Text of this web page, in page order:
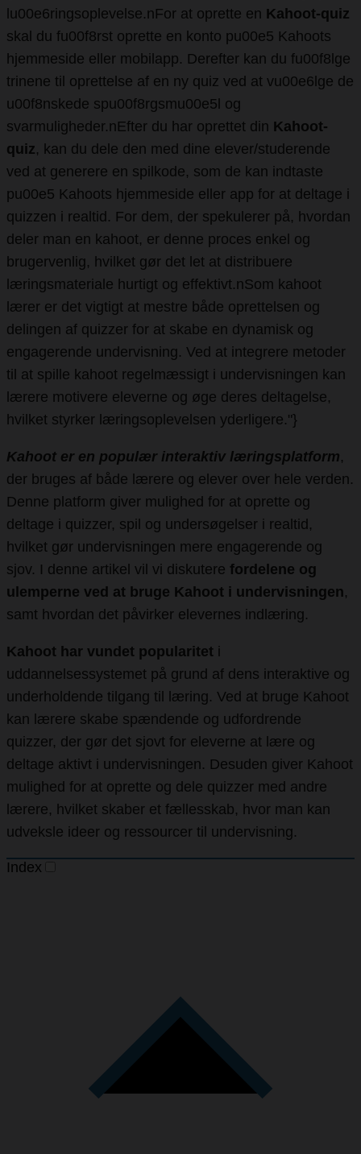
lu00e6ringsoplevelse.nFor at oprette en Kahoot-quiz
skal du fu00f8rst oprette en konto pu00e5 Kahoots
hjemmeside eller mobilapp. Derefter kan du fu00f8lge
trinene til oprettelse af en ny quiz ved at vu00e6lge de
u00f8nskede spu00f8rgsmu00e5l og
svarmuligheder.nEfter du har oprettet din Kahoot-
quiz, kan du dele den med dine elever/studerende
ved at generere en spilkode, som de kan indtaste
pu00e5 Kahoots hjemmeside eller app for at deltage i
quizzen i realtid. For dem, der spekulerer på, hvordan
deler man en kahoot, er denne proces enkel og
brugervenlig, hvilket gør det let at distribuere
læringsmateriale hurtigt og effektivt.nSom kahoot
lærer er det vigtigt at mestre både oprettelsen og
delingen af quizzer for at skabe en dynamisk og
engagerende undervisning. Ved at integrere metoder
til at spille kahoot regelmæssigt i undervisningen kan
lærere motivere eleverne og øge deres deltagelse,
hvilket styrker læringsoplevelsen yderligere."}
Kahoot er en populær interaktiv læringsplatform,
der bruges af både lærere og elever over hele verden.
Denne platform giver mulighed for at oprette og
deltage i quizzer, spil og undersøgelser i realtid,
hvilket gør undervisningen mere engagerende og
sjov. I denne artikel vil vi diskutere fordelene og
ulemperne ved at bruge Kahoot i undervisningen,
samt hvordan det påvirker elevernes indlæring.
Kahoot har vundet popularitet i
uddannelsessystemet på grund af dens interaktive og
underholdende tilgang til læring. Ved at bruge Kahoot
kan lærere skabe spændende og udfordrende
quizzer, der gør det sjovt for eleverne at lære og
deltage aktivt i undervisningen. Desuden giver Kahoot
mulighed for at oprette og dele quizzer med andre
lærere, hvilket skaber et fællesskab, hvor man kan
udveksle ideer og ressourcer til undervisning.
Index